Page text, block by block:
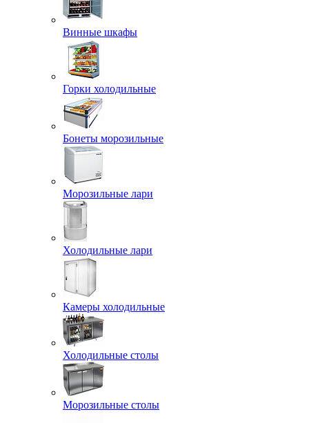
Винные шкафы
Горки холодильные
Бонеты морозильные
Морозильные лари
Холодильные лари
Камеры холодильные
Холодильные столы
Морозильные столы